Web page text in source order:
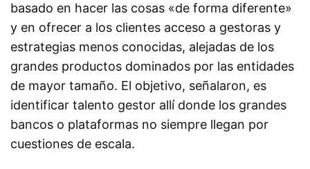
basado en hacer las cosas «de forma diferente»
y en ofrecer a los clientes acceso a gestoras y
estrategias menos conocidas, alejadas de los
grandes productos dominados por las entidades
de mayor tamaño. El objetivo, señalaron, es
identificar talento gestor allí donde los grandes
bancos o plataformas no siempre llegan por
cuestiones de escala.